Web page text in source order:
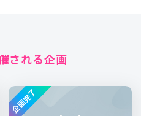
される企画
企画完了